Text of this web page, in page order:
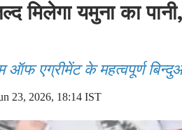
मिलेगा यमुना का
ऑफ एग्रीमेंट के महत्वपूर्ण
23, 2026, 18:14 IST